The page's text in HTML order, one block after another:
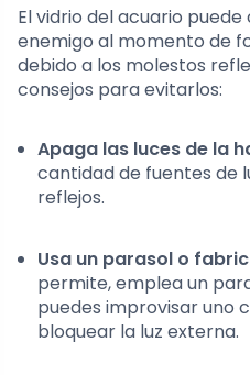
El vidrio del acuario
enemigo al momento de
debido a los molestos
consejos para evitarlos:
Apaga las luces de la
cantidad de fuentes de
reflejos.
Usa un parasol o
permite, emplea un
puedes improvisar uno
bloquear la luz externa.